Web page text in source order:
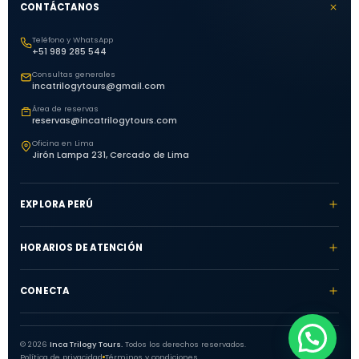
CONTÁCTANOS
Teléfono y WhatsApp
+51 989 285 544
Consultas generales
incatrilogytours@gmail.com
Área de reservas
reservas@incatrilogytours.com
Oficina en Lima
Jirón Lampa 231, Cercado de Lima
EXPLORA PERÚ
HORARIOS DE ATENCIÓN
CONECTA
© 2026 Inca Trilogy Tours. Todos los derechos reservados.
Política de privacidad Términos y condiciones